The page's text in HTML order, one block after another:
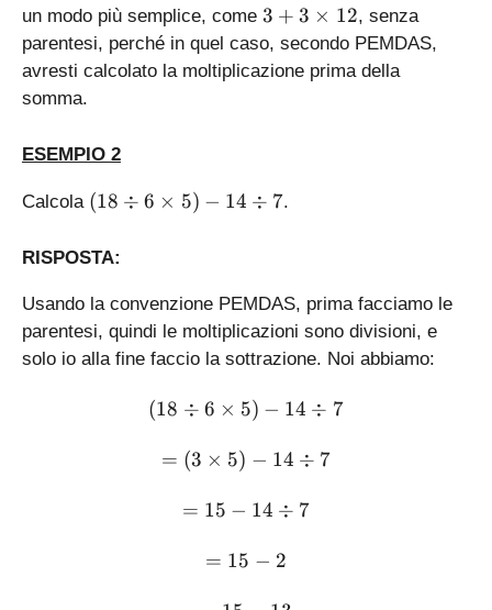
un modo più semplice, come 3
+
3
2
3 + 3 × 12, senza
parentesi, perché in quel caso, secondo PEMDAS,
avresti calcolato la moltiplicazione prima della
somma.
ESEMPIO 2
Calcola (
8
\
di
v
6
\
(18 ÷ 6 × 5) − 14 ÷ 7.
RISPOSTA:
Usando la convenzione PEMDAS, prima facciamo le
parentesi, quindi le moltiplicazioni sono divisioni, e
solo io alla fine faccio la sottrazione. Noi abbiamo:
(18\div 6\times 5) - 14
(18 ÷ 6 × 5) − 14 ÷ 7
= (3 \times 5) - 14 \div 7
= (3 × 5) − 14 ÷ 7
= 15 - 14 \div 7
= 15 − 14 ÷ 7
= 15 - 2
= 15 − 2